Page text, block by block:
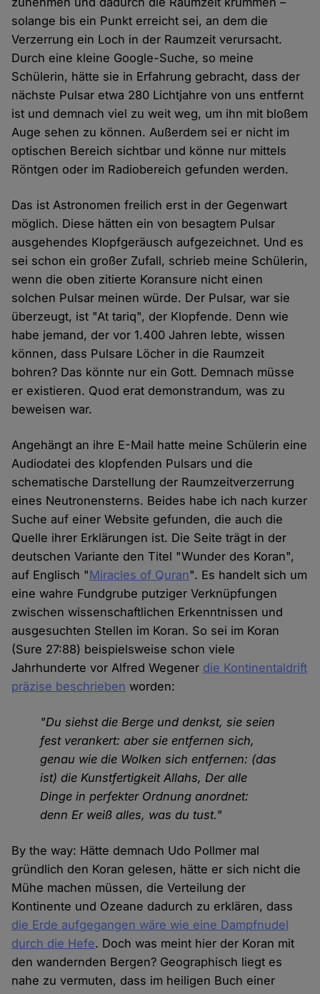
solange bis ein Punkt erreicht sei, an dem die
Verzerrung ein Loch in der Raumzeit verursacht.
Durch eine kleine Google-Suche, so meine
Schülerin, hätte sie in Erfahrung gebracht, dass der
nächste Pulsar etwa 280 Lichtjahre von uns entfernt
ist und demnach viel zu weit weg, um ihn mit bloßem
Auge sehen zu können. Außerdem sei er nicht im
optischen Bereich sichtbar und könne nur mittels
Röntgen oder im Radiobereich gefunden werden.
Das ist Astronomen freilich erst in der Gegenwart
möglich. Diese hätten ein von besagtem Pulsar
ausgehendes Klopfgeräusch aufgezeichnet. Und es
sei schon ein großer Zufall, schrieb meine Schülerin,
wenn die oben zitierte Koransure nicht einen
solchen Pulsar meinen würde. Der Pulsar, war sie
überzeugt, ist "At tariq", der Klopfende. Denn wie
habe jemand, der vor 1.400 Jahren lebte, wissen
können, dass Pulsare Löcher in die Raumzeit
bohren? Das könnte nur ein Gott. Demnach müsse
er existieren. Quod erat demonstrandum, was zu
beweisen war.
Angehängt an ihre E-Mail hatte meine Schülerin eine
Audiodatei des klopfenden Pulsars und die
schematische Darstellung der Raumzeitverzerrung
eines Neutronensterns. Beides habe ich nach kurzer
Suche auf einer Website gefunden, die auch die
Quelle ihrer Erklärungen ist. Die Seite trägt in der
deutschen Variante den Titel "Wunder des Koran",
auf Englisch "Miracles of Quran". Es handelt sich um
eine wahre Fundgrube putziger Verknüpfungen
zwischen wissenschaftlichen Erkenntnissen und
ausgesuchten Stellen im Koran. So sei im Koran
(Sure 27:88) beispielsweise schon viele
Jahrhunderte vor Alfred Wegener die Kontinentaldrift
präzise beschrieben worden:
"Du siehst die Berge und denkst, sie seien
fest verankert: aber sie entfernen sich,
genau wie die Wolken sich entfernen: (das
ist) die Kunstfertigkeit Allahs, Der alle
Dinge in perfekter Ordnung anordnet:
denn Er weiß alles, was du tust."
By the way: Hätte demnach Udo Pollmer mal
gründlich den Koran gelesen, hätte er sich nicht die
Mühe machen müssen, die Verteilung der
Kontinente und Ozeane dadurch zu erklären, dass
die Erde aufgegangen wäre wie eine Dampfnudel
durch die Hefe. Doch was meint hier der Koran mit
den wandernden Bergen? Geographisch liegt es
nahe zu vermuten, dass im heiligen Buch einer